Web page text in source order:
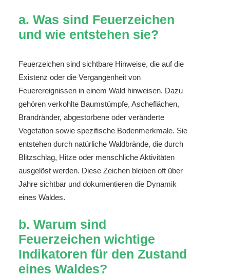
a. Was sind Feuerzeichen
und wie entstehen sie?
Feuerzeichen sind sichtbare Hinweise, die auf die
Existenz oder die Vergangenheit von
Feuerereignissen in einem Wald hinweisen. Dazu
gehören verkohlte Baumstümpfe, Ascheflächen,
Brandränder, abgestorbene oder veränderte
Vegetation sowie spezifische Bodenmerkmale. Sie
entstehen durch natürliche Waldbrände, die durch
Blitzschlag, Hitze oder menschliche Aktivitäten
ausgelöst werden. Diese Zeichen bleiben oft über
Jahre sichtbar und dokumentieren die Dynamik
eines Waldes.
b. Warum sind
Feuerzeichen wichtige
Indikatoren für den Zustand
eines Waldes?